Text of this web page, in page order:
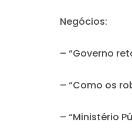
Negócios:
– “Governo
– “Como os
– “Ministério